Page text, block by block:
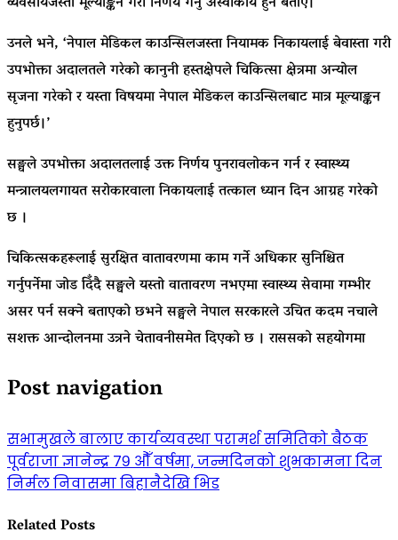
उनले भने, ‘नेपाल मेडिकल काउन्सिलजस्ता नियामक निकायलाई बेवास्ता गरी
उपभोक्ता अदालतले गरेको कानुनी हस्तक्षेपले चिकित्सा क्षेत्रमा अन्योल
सृजना गरेको र यस्ता विषयमा नेपाल मेडिकल काउन्सिलबाट मात्र मूल्याङ्कन
हुनुपर्छ।’
सङ्घले उपभोक्ता अदालतलाई उक्त निर्णय पुनरावलोकन गर्न र स्वास्थ्य
मन्त्रालयलगायत सरोकारवाला निकायलाई तत्काल ध्यान दिन आग्रह गरेको
छ ।
चिकित्सकहरूलाई सुरक्षित वातावरणमा काम गर्ने अधिकार सुनिश्चित
गर्नुपर्नेमा जोड दिँदै सङ्घले यस्तो वातावरण नभएमा स्वास्थ्य सेवामा गम्भीर
असर पर्न सक्ने बताएको छभने सङ्घले नेपाल सरकारले उचित कदम नचाले
सशक्त आन्दोलनमा उत्रने चेतावनीसमेत दिएको छ । राससको सहयोगमा
Post navigation
सभामुखले बालाए कार्यव्यवस्था परामर्श समितिको बैठक
पूर्वराजा ज्ञानेन्द्र ७९ औँ वर्षमा, जन्मदिनको शुभकामना दिन
निर्मल निवासमा बिहानैदेखि भिड
Related Posts